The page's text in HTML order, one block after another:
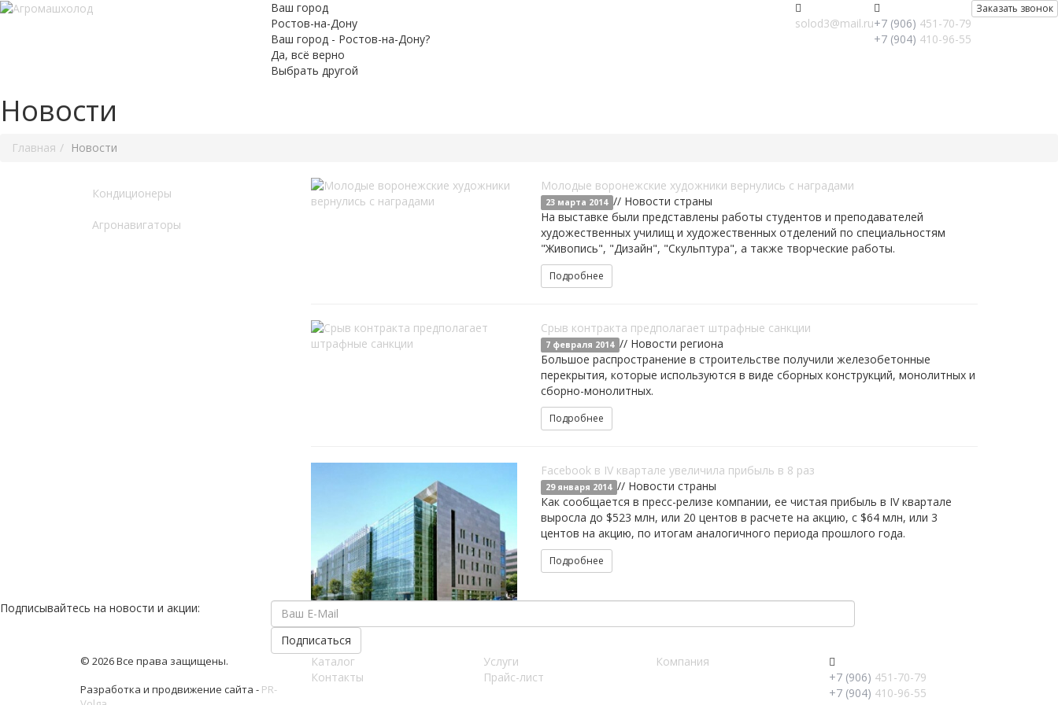
Ваш город
Ростов-на-Дону
Ваш город - Ростов-на-Дону?
Да, всё верно
Выбрать другой
Заказать звонок
+7 (906) 451-70-79
+7 (904) 410-96-55
solod3@mail.ru
Новости
Главная Новости
Кондиционеры
Агронавигаторы
Молодые воронежские художники вернулись с наградами
23 марта 2014 // Новости страны
На выставке были представлены работы студентов и преподавателей
художественных училищ и художественных отделений по специальностям
"Живопись", "Дизайн", "Скульптура", а также творческие работы.
Подробнее
Срыв контракта предполагает штрафные санкции
7 февраля 2014 // Новости региона
Большое распространение в строительстве получили железобетонные
перекрытия, которые используются в виде сборных конструкций, монолитных и
сборно-монолитных.
Подробнее
Facebook в IV квартале увеличила прибыль в 8 раз
29 января 2014 // Новости страны
Как сообщается в пресс-релизе компании, ее чистая прибыль в IV квартале
выросла до $523 млн, или 20 центов в расчете на акцию, с $64 млн, или 3
центов на акцию, по итогам аналогичного периода прошлого года.
Подробнее
Подписывайтесь на новости и акции:
© 2026 Все права защищены.
Разработка и продвижение сайта - PR-
Каталог Услуги
Компания
Контакты
Прайс-лист +7 (906) 451-70-79
+7 (904) 410-96-55